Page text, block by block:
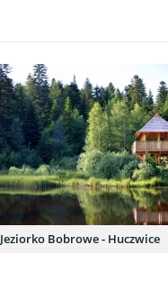
Jeziorko Bobrowe - Huczwice